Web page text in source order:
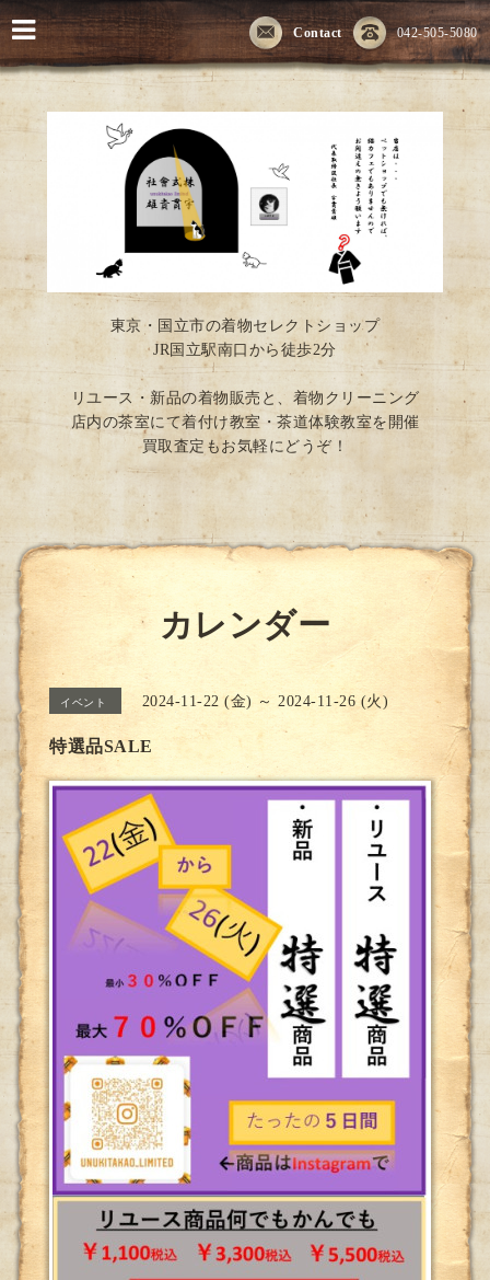
042-505-5080
Contact
東京・国立市の着物セレクトショップ
JR国立駅南口から徒歩2分
リユース・新品の着物販売と、着物クリーニング
店内の茶室にて着付け教室・茶道体験教室を開催
買取査定もお気軽にどうぞ！
カレンダー
イベント 2024-11-22 (金) ～ 2024-11-26 (火)
特選品SALE